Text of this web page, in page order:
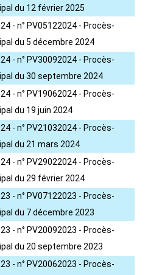
du 12 février 2025
- n° PV05122024 - Procès-
du 5 décembre 2024
- n° PV30092024 - Procès-
du 30 septembre 2024
- n° PV19062024 - Procès-
du 19 juin 2024
- n° PV21032024 - Procès-
du 21 mars 2024
- n° PV29022024 - Procès-
du 29 février 2024
- n° PV07122023 - Procès-
du 7 décembre 2023
- n° PV20092023 - Procès-
du 20 septembre 2023
- n° PV20062023 - Procès-